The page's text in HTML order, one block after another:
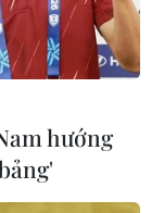
hướng